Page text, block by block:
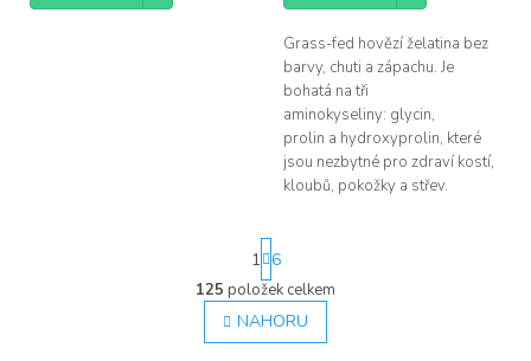
Grass-fed hovězí želatina bez
barvy, chuti a zápachu. Je
bohatá na tři
aminokyseliny: glycin,
prolin a hydroxyprolin, které
jsou nezbytné pro zdraví kostí,
kloubů, pokožky a střev.
O
v
l
t
r
á
n
k
1 6
125 položek celkem
NAHORU